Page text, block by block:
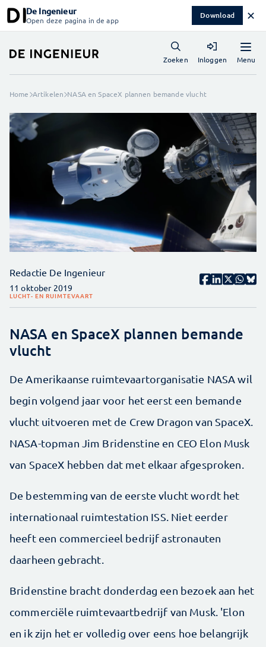
De Ingenieur
Open deze pagina in de app Download ✕
Menu
Zoeken Inloggen
Home Artikelen NASA en SpaceX plannen bemande vlucht
Redactie De Ingenieur
11 oktober 2019
LUCHT- EN RUIMTEVAART
NASA en SpaceX plannen bemande
vlucht
De Amerikaanse ruimtevaartorganisatie NASA wil
begin volgend jaar voor het eerst een bemande
vlucht uitvoeren met de Crew Dragon van SpaceX.
NASA-topman Jim Bridenstine en CEO Elon Musk
van SpaceX hebben dat met elkaar afgesproken.
De bestemming van de eerste vlucht wordt het
internationaal ruimtestation ISS. Niet eerder
heeft een commercieel bedrijf astronauten
daarheen gebracht.
Bridenstine bracht donderdag een bezoek aan het
commerciële ruimtevaartbedrijf van Musk. 'Elon
en ik zijn het er volledig over eens hoe belangrijk